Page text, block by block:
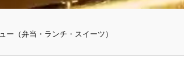
ー（弁当・ランチ・スイーツ）